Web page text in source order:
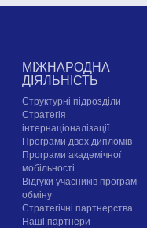
МІЖНАРОДНА
ДІЯЛЬНІСТЬ
Структурні підрозділи
Стратегія
інтернаціоналізації
Програми двох дипломів
Програми академічної
мобільності
Відгуки учасників програм
обміну
Стратегічні партнерства
Наші партнери